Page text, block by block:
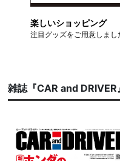
楽しいショッピング
注目グッズをご用意しまし
雑誌『CAR and